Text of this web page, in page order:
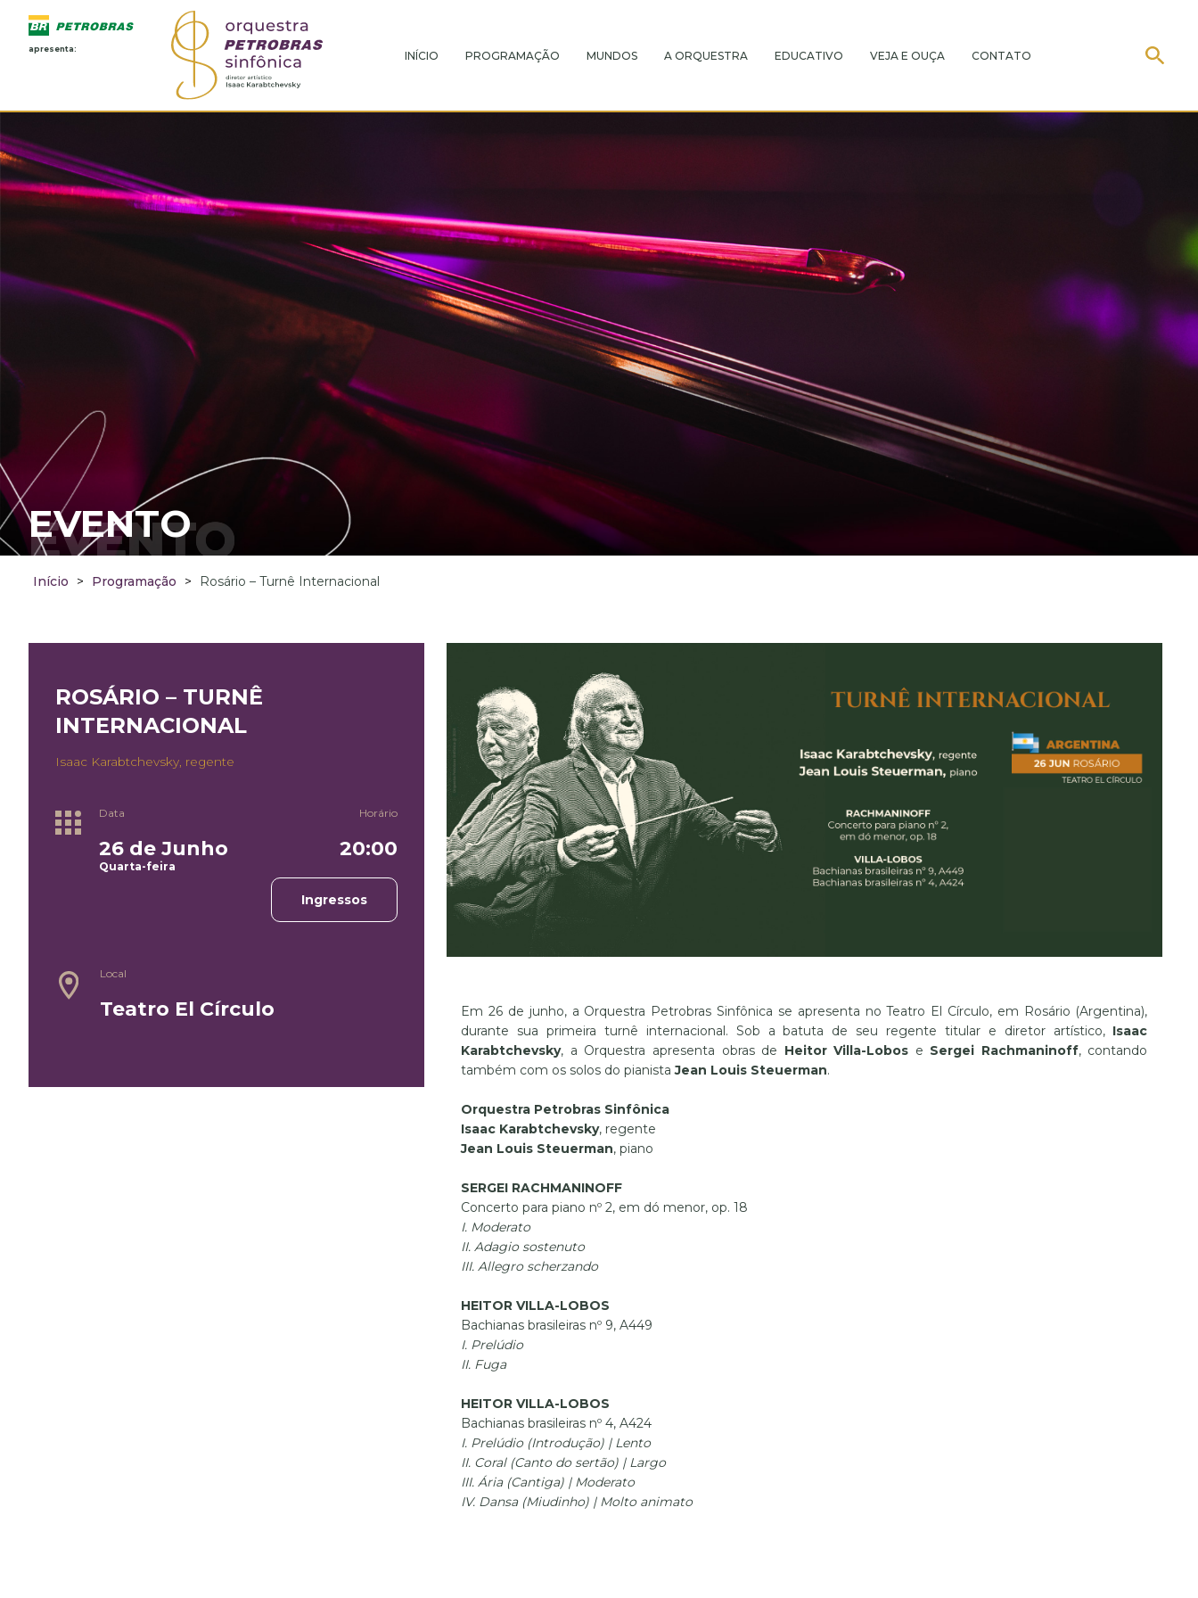
apresenta:
INÍCIO PROGRAMAÇÃO MUNDOS A ORQUESTRA EDUCATIVO VEJA E OUÇA CONTATO
EVENTO
EVENTO
Início > Programação > Rosário – Turnê Internacional
ROSÁRIO – TURNÊ
INTERNACIONAL
Isaac Karabtchevsky, regente
Data
26 de Junho
Quarta-feira
Horário
20:00
Ingressos
Local
Teatro El Círculo
Em 26 de junho, a Orquestra Petrobras Sinfônica se apresenta no Teatro El Círculo, em Rosário (Argentina),
durante sua primeira turnê internacional. Sob a batuta de seu regente titular e diretor artístico, Isaac
Karabtchevsky, a Orquestra apresenta obras de Heitor Villa-Lobos e Sergei Rachmaninoff, contando
também com os solos do pianistaJean Louis Steuerman.
Orquestra Petrobras Sinfônica
Isaac Karabtchevsky, regente
Jean Louis Steuerman, piano
SERGEI RACHMANINOFF
Concerto para piano nº 2, em dó menor, op. 18
I. Moderato
II. Adagio sostenuto
III. Allegro scherzando
HEITOR VILLA-LOBOS
Bachianas brasileiras nº 9, A449
I. Prelúdio
II. Fuga
HEITOR VILLA-LOBOS
Bachianas brasileiras nº 4, A424
I. Prelúdio (Introdução) | Lento
II. Coral (Canto do sertão) | Largo
III. Ária (Cantiga) | Moderato
IV. Dansa (Miudinho) | Molto animato